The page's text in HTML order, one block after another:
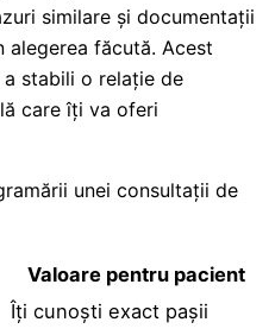
similare și documentații
alegerea făcută. Acest
stabili o relație de
care îți va oferi
unei consultații de
Valoare pentru pacient
Îți cunoști exact pașii